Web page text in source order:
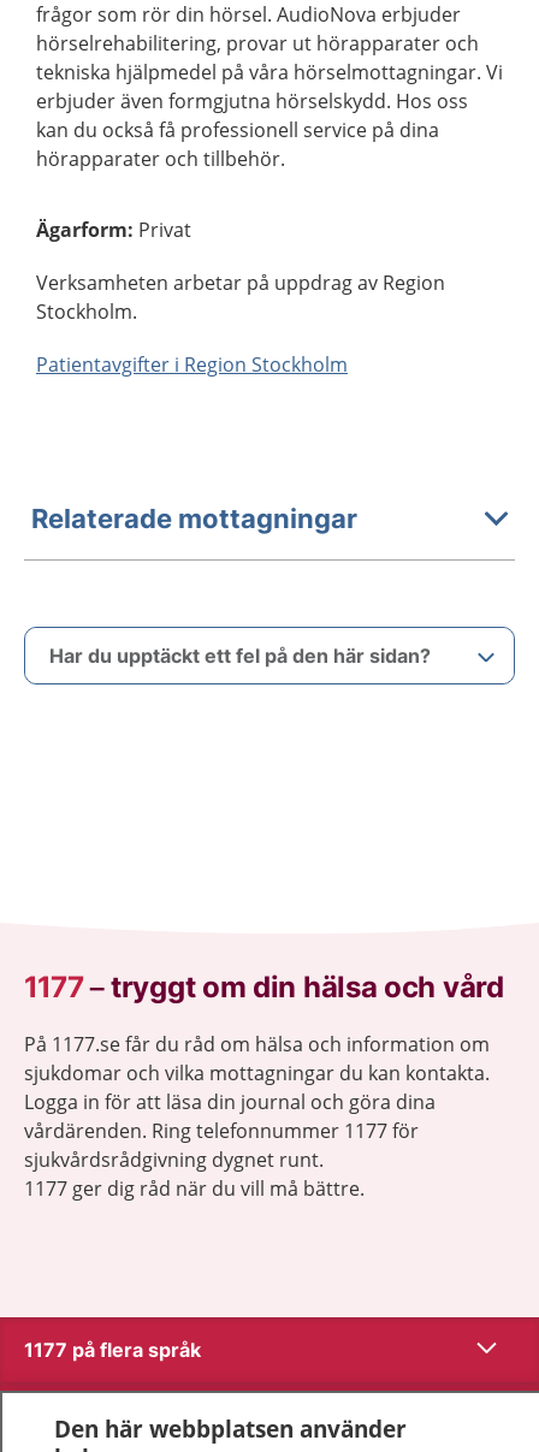
frågor som rör din hörsel. AudioNova erbjuder
hörselrehabilitering, provar ut hörapparater och
tekniska hjälpmedel på våra hörselmottagningar. Vi
erbjuder även formgjutna hörselskydd. Hos oss
kan du också få professionell service på dina
hörapparater och tillbehör.
Ägarform: Privat
Verksamheten arbetar på uppdrag av Region
Stockholm.
Patientavgifter i Region Stockholm
Relaterade mottagningar
Har du upptäckt ett fel på den här sidan?
1177–tryggt om din hälsa och vård
På 1177.se får du råd om hälsa och information om
sjukdomar och vilka mottagningar du kan kontakta.
Logga in för att läsa din journal och göra dina
vårdärenden. Ring telefonnummer 1177 för
sjukvårdsrådgivning dygnet runt.
1177 ger dig råd när du vill må bättre.
1177 på flera språk Visa
Om 1177
Den här webbplatsen använder